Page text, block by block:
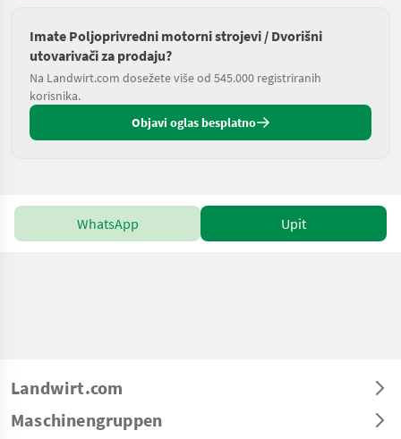
Imate Poljoprivredni motorni strojevi / Dvorišni
utovarivači za prodaju?
Na Landwirt.com dosežete više od 545.000 registriranih
korisnika.
Objavi oglas besplatno
WhatsApp Upit
Landwirt.com
Maschinengruppen